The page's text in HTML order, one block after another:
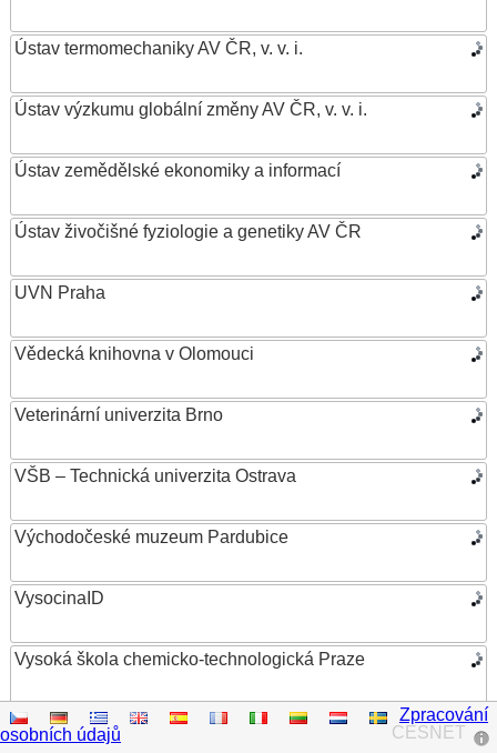
Ústav termomechaniky AV ČR, v. v. i.
Ústav výzkumu globální změny AV ČR, v. v. i.
Ústav zemědělské ekonomiky a informací
Ústav živočišné fyziologie a genetiky AV ČR
UVN Praha
Vědecká knihovna v Olomouci
Veterinární univerzita Brno
VŠB – Technická univerzita Ostrava
Východočeské muzeum Pardubice
VysocinaID
Vysoká škola chemicko-technologická Praze
Vysoká škola ekonomická v Praze
CESNET
Zpracování
osobních údajů